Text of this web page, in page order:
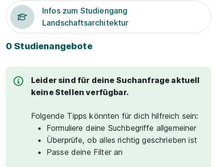
Infos zum Studiengang
Landschaftsarchitektur
0 Studienangebote
Leider sind für deine Suchanfrage aktuell
keine Stellen verfügbar.
Folgende Tipps könnten für dich hilfreich sein:
Formuliere deine Suchbegriffe allgemeiner
Überprüfe, ob alles richtig geschrieben ist
Passe deine Filter an